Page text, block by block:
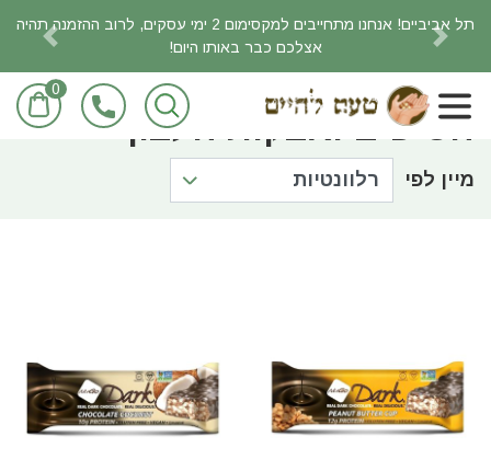
תל אביביים! אנחנו מתחייבים למקסימום 2 ימי עסקים, לרוב ההזמנה תהיה
אצלכם כבר באותו היום!
Next
0 ראשי מוצרי מזון/מכולת חטיפים ואבקות חלבון
חטיפים ואבקות חלבון
מיין לפי